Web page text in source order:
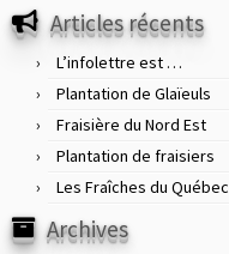
Articles récents
L’infolettre est …
Plantation de Glaïeuls
Fraisière du Nord Est
Plantation de fraisiers
Les Fraîches du Québec
Archives